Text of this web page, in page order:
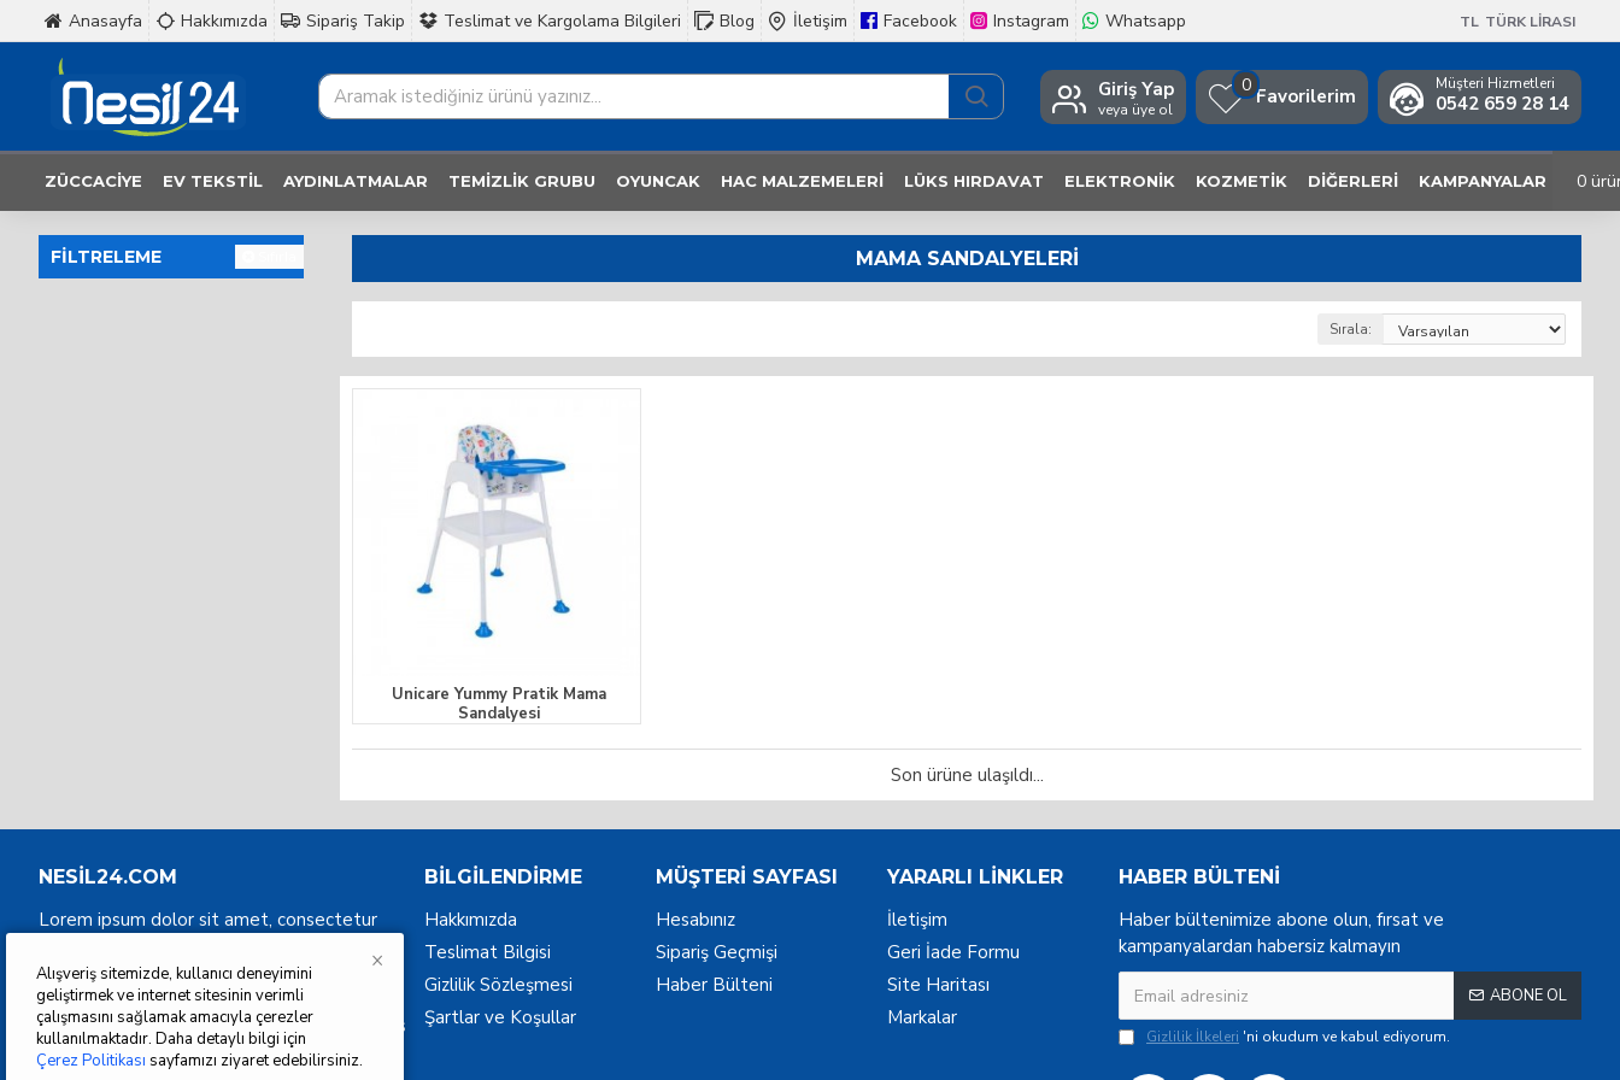
Anasayfa Hakkımızda Sipariş Takip Teslimat ve Kargolama Bilgileri Blog İletişim Facebook Instagram Whatsapp TL TÜRK LIRASI
Giriş Yap
veya üye ol
Favorilerim
0 Müşteri Hizmetleri
0542 659 28 14
ZÜCCACIYE EV TEKSTIL AYDINLATMALAR TEMIZLIK GRUBU OYUNCAK HAC MALZEMELERI LÜKS HIRDAVAT ELEKTRONIK KOZMETIK DIĞERLERI KAMPANYALAR 0
FILTRELEME MAMA SANDALYELERI
Sırala:
Unicare Yummy Pratik Mama
Sandalyesi
Son ürüne ulaşıldı...
NESIL24.COM
Lorem ipsum dolor sit amet, consectetur
vitae posuere metus laoreet eget. Donec
sagittis ante vehicula tempor congue.
Suspendisse metus justo, vulputate faucibus
diam vitae, rutrum maximus tortor.
BILGILENDIRME
Hakkımızda
Teslimat Bilgisi
Gizlilik Sözleşmesi
Şartlar ve Koşullar
MÜŞTERI SAYFASI
Hesabınız
Sipariş Geçmişi
Haber Bülteni
YARARLI LINKLER
İletişim
Geri İade Formu
Site Haritası
Markalar
HABER BÜLTENI
Haber bültenimize abone olun, fırsat ve
kampanyalardan habersiz kalmayın
ABONE OL
Gizlilik İlkeleri 'ni okudum ve kabul ediyorum.
Alışveriş sitemizde, kullanıcı deneyimini
geliştirmek ve internet sitesinin verimli
çalışmasını sağlamak amacıyla çerezler
kullanılmaktadır. Daha detaylı bilgi için
Çerez Politikası sayfamızı ziyaret edebilirsiniz.
×